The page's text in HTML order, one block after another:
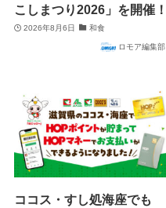
こしまつり2026」を開催！
2026年8月6日 和食
ロモア編集部
ココス・すし処海座でも